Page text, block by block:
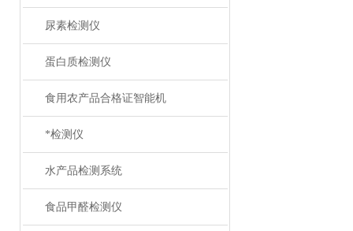
尿素检测仪
蛋白质检测仪
食用农产品合格证智能机
*检测仪
水产品检测系统
食品甲醛检测仪